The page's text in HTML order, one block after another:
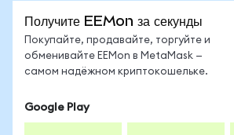
Получите EEMon за секунды
Покупайте, продавайте, торгуйте и
обменивайте EEMon в MetaMask —
самом надёжном криптокошельке.
Google Play